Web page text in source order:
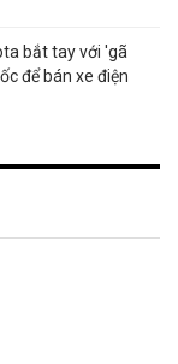
bắt tay với 'gã
để bán xe điện